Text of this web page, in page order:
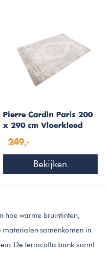
Pierre Cardin Paris 200
x 290 cm Vloerkleed
249,-
Bekijken
hoe warme bruintinten,
materialen samenkomen in
De terracotta bank vormt